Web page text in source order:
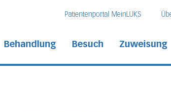
Patientenportal MeinLUKS
Behandlung Besuch Zuweisung